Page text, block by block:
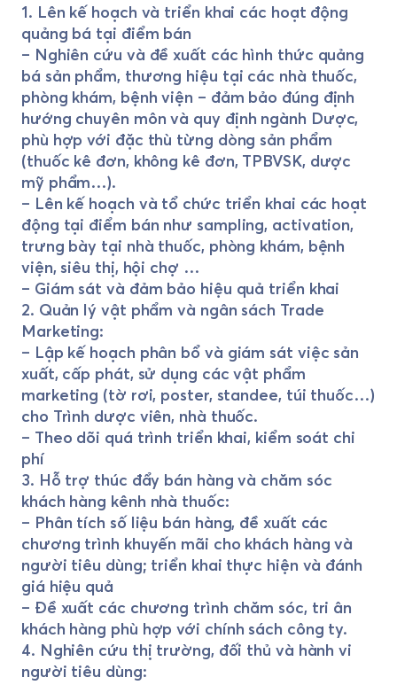
1. Lên kế hoạch và triển khai các hoạt động
quảng bá tại điểm bán
– Nghiên cứu và đề xuất các hình thức quảng
bá sản phẩm, thương hiệu tại các nhà thuốc,
phòng khám, bệnh viện – đảm bảo đúng định
hướng chuyên môn và quy định ngành Dược,
phù hợp với đặc thù từng dòng sản phẩm
(thuốc kê đơn, không kê đơn, TPBVSK, dược
mỹ phẩm…).
– Lên kế hoạch và tổ chức triển khai các hoạt
động tại điểm bán như sampling, activation,
trưng bày tại nhà thuốc, phòng khám, bệnh
viện, siêu thị, hội chợ …
– Giám sát và đảm bảo hiệu quả triển khai
2. Quản lý vật phẩm và ngân sách Trade
Marketing:
– Lập kế hoạch phân bổ và giám sát việc sản
xuất, cấp phát, sử dụng các vật phẩm
marketing (tờ rơi, poster, standee, túi thuốc…)
cho Trình dược viên, nhà thuốc.
– Theo dõi quá trình triển khai, kiểm soát chi
phí
3. Hỗ trợ thúc đẩy bán hàng và chăm sóc
khách hàng kênh nhà thuốc:
– Phân tích số liệu bán hàng, đề xuất các
chương trình khuyến mãi cho khách hàng và
người tiêu dùng; triển khai thực hiện và đánh
giá hiệu quả
– Đề xuất các chương trình chăm sóc, tri ân
khách hàng phù hợp với chính sách công ty.
4. Nghiên cứu thị trường, đối thủ và hành vi
người tiêu dùng: